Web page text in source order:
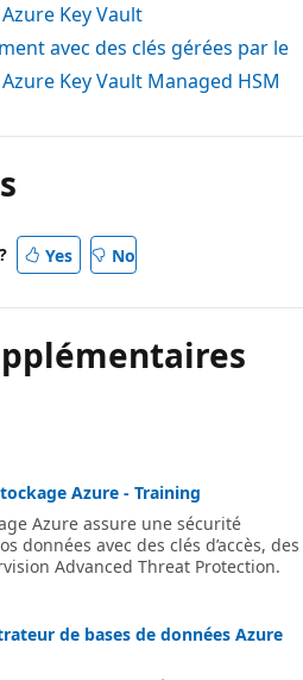
Key Vault
avec des clés gérées par le
Key Vault Managed HSM
Yes No
Azure - Training
Azure assure une sécurité
données avec des clés d’accès, des
Advanced Threat Protection.
de bases de données Azure